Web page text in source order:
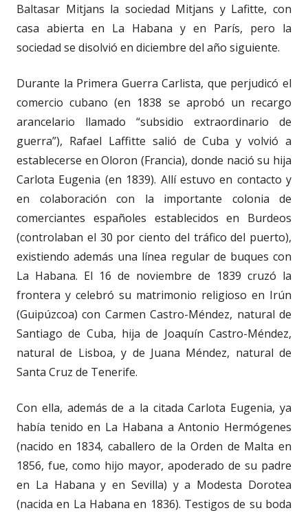
Baltasar Mitjans la sociedad Mitjans y Lafitte, con
casa abierta en La Habana y en París, pero la
sociedad se disolvió en diciembre del año siguiente.
Durante la Primera Guerra Carlista, que perjudicó el
comercio cubano (en 1838 se aprobó un recargo
arancelario llamado “subsidio extraordinario de
guerra”), Rafael Laffitte salió de Cuba y volvió a
establecerse en Oloron (Francia), donde nació su hija
Carlota Eugenia (en 1839). Allí estuvo en contacto y
en colaboración con la importante colonia de
comerciantes españoles establecidos en Burdeos
(controlaban el 30 por ciento del tráfico del puerto),
existiendo además una línea regular de buques con
La Habana. El 16 de noviembre de 1839 cruzó la
frontera y celebró su matrimonio religioso en Irún
(Guipúzcoa) con Carmen Castro-Méndez, natural de
Santiago de Cuba, hija de Joaquín Castro-Méndez,
natural de Lisboa, y de Juana Méndez, natural de
Santa Cruz de Tenerife.
Con ella, además de a la citada Carlota Eugenia, ya
había tenido en La Habana a Antonio Hermógenes
(nacido en 1834, caballero de la Orden de Malta en
1856, fue, como hijo mayor, apoderado de su padre
en La Habana y en Sevilla) y a Modesta Dorotea
(nacida en La Habana en 1836). Testigos de su boda